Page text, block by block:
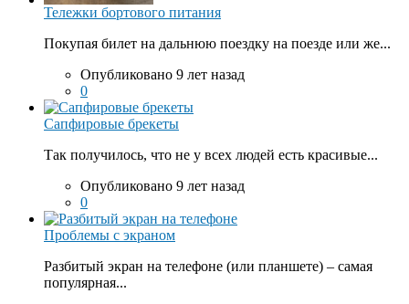
Тележки бортового питания
Покупая билет на дальнюю поездку на поезде или же...
Опубликовано 9 лет назад
0
Сапфировые брекеты
Так получилось, что не у всех людей есть красивые...
Опубликовано 9 лет назад
0
Проблемы с экраном
Разбитый экран на телефоне (или планшете) – самая
популярная...